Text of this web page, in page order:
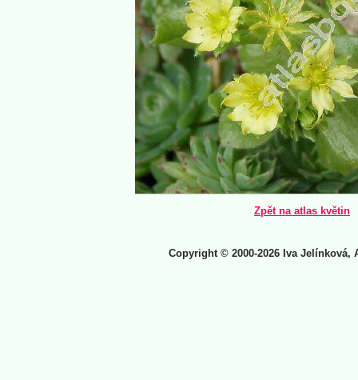
Zpět na atlas květin
Copyright © 2000-2026 Iva Jelínková,